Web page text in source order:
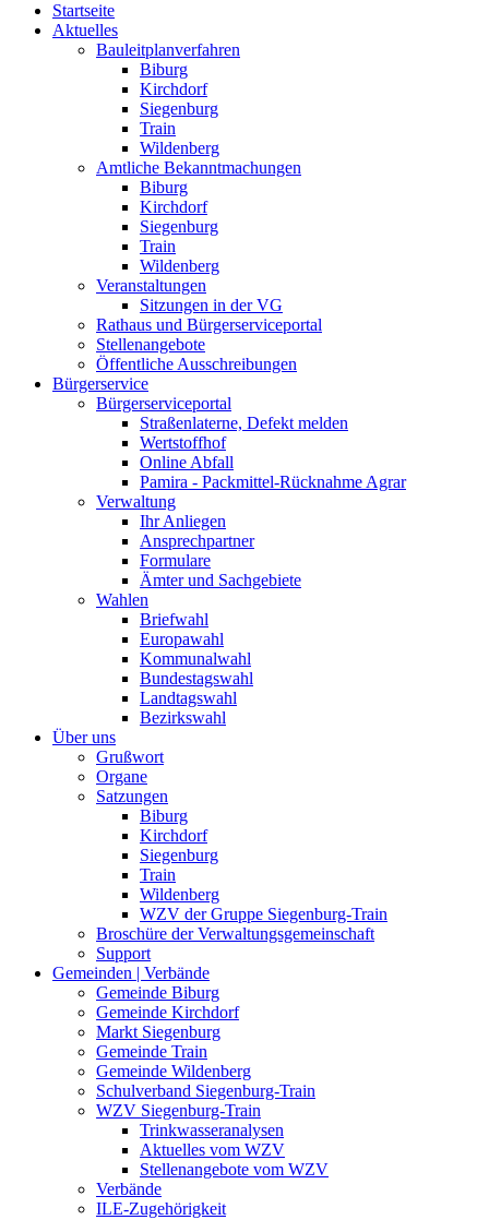
Startseite
Aktuelles
Bauleitplanverfahren
Biburg
Kirchdorf
Siegenburg
Train
Wildenberg
Amtliche Bekanntmachungen
Biburg
Kirchdorf
Siegenburg
Train
Wildenberg
Veranstaltungen
Sitzungen in der VG
Rathaus und Bürgerserviceportal
Stellenangebote
Öffentliche Ausschreibungen
Bürgerservice
Bürgerserviceportal
Straßenlaterne, Defekt melden
Wertstoffhof
Online Abfall
Pamira - Packmittel-Rücknahme Agrar
Verwaltung
Ihr Anliegen
Ansprechpartner
Formulare
Ämter und Sachgebiete
Wahlen
Briefwahl
Europawahl
Kommunalwahl
Bundestagswahl
Landtagswahl
Bezirkswahl
Über uns
Grußwort
Organe
Satzungen
Biburg
Kirchdorf
Siegenburg
Train
Wildenberg
WZV der Gruppe Siegenburg-Train
Broschüre der Verwaltungsgemeinschaft
Support
Gemeinden | Verbände
Gemeinde Biburg
Gemeinde Kirchdorf
Markt Siegenburg
Gemeinde Train
Gemeinde Wildenberg
Schulverband Siegenburg-Train
WZV Siegenburg-Train
Trinkwasseranalysen
Aktuelles vom WZV
Stellenangebote vom WZV
Verbände
ILE-Zugehörigkeit